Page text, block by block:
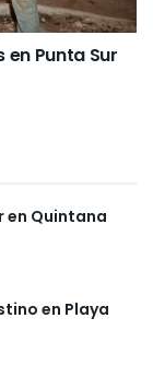
Punta Sur
en Quintana
en Playa